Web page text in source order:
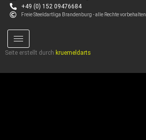
+49 (0) 152 09476684
Freie Steeldartliga Brandenburg - alle Rechte vorbehalten
Seite erstellt durch kruemeldarts